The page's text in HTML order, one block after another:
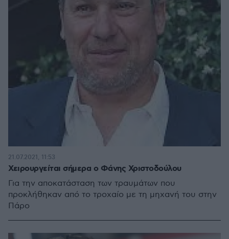
Χειρουργείται σήμερα ο Φάνης Χριστοδούλου
Για την αποκατάσταση των τραυμάτων που
προκλήθηκαν από το τροχαίο με τη μηχανή του στην
Πάρο
21.07.2021, 11:53